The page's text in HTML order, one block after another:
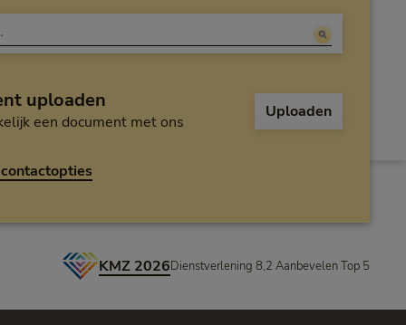
uploaden
een document met ons
Uploaden
KMZ 2026Dienstverlening 8,2 Aanbevelen Top 5